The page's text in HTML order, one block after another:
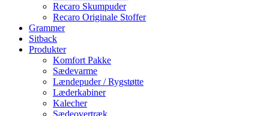
Recaro Skumpuder
Recaro Originale Stoffer
Grammer
Sitback
Produkter
Komfort Pakke
Sædevarme
Lændepuder / Rygstøtte
Læderkabiner
Kalecher
Sædeovertræk